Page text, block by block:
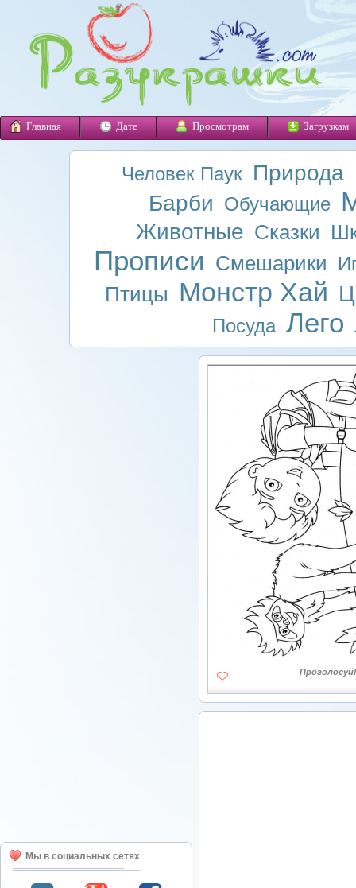
Главная Дате Просмотрам Загрузкам
Человек Паук Природа
Барби Обучающие
Животные Сказки
Прописи Смешарики
Птицы Монстр Хай
Посуда Лего
Мы в социальных сетях
Проголосуй!